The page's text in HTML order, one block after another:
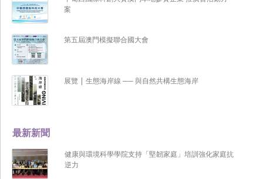
最新新聞
健康與環境科學學院支持「堅韌家庭」培訓強化家庭抗
逆力
案
第五屆澳門模擬聯合國大會
展覽 | 生態海岸線 ── 與自然共構生態海岸